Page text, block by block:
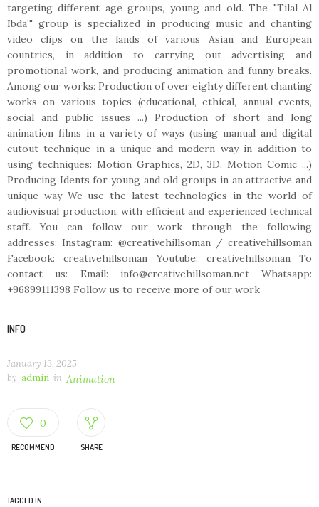
targeting different age groups, young and old. The "Tilal Al
Ibda’" group is specialized in producing music and chanting
video clips on the lands of various Asian and European
countries, in addition to carrying out advertising and
promotional work, and producing animation and funny breaks.
Among our works: Production of over eighty different chanting
works on various topics (educational, ethical, annual events,
social and public issues ...) Production of short and long
animation films in a variety of ways (using manual and digital
cutout technique in a unique and modern way in addition to
using techniques: Motion Graphics, 2D, 3D, Motion Comic ...)
Producing Idents for young and old groups in an attractive and
unique way We use the latest technologies in the world of
audiovisual production, with efficient and experienced technical
staff. You can follow our work through the following
addresses: Instagram: @creativehillsoman / creativehillsoman
Facebook: creativehillsoman Youtube: creativehillsoman To
contact us: Email: info@creativehillsoman.net Whatsapp:
+96899111398 Follow us to receive more of our work
INFO
January 13, 2025
by admin in Animation
0
RECOMMEND SHARE
TAGGED IN